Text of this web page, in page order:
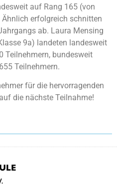
auf Rang 165 (von
erfolgreich schnitten
ab. Laura Mensing
9a) landeten landesweit
Teilnehmern, bundesweit
Teilnehmern.
für die hervorragenden
die nächste Teilnahme!